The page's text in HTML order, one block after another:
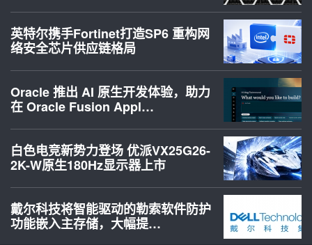
英特尔携手Fortinet打造SP6 重构网
络安全芯片供应链格局
Oracle 推出 AI 原生开发体验，助力
在 Oracle Fusion Appl…
白色电竞新势力登场 优派VX25G26-
2K-W原生180Hz显示器上市
戴尔科技将智能驱动的勒索软件防护
功能嵌入主存储，大幅提…